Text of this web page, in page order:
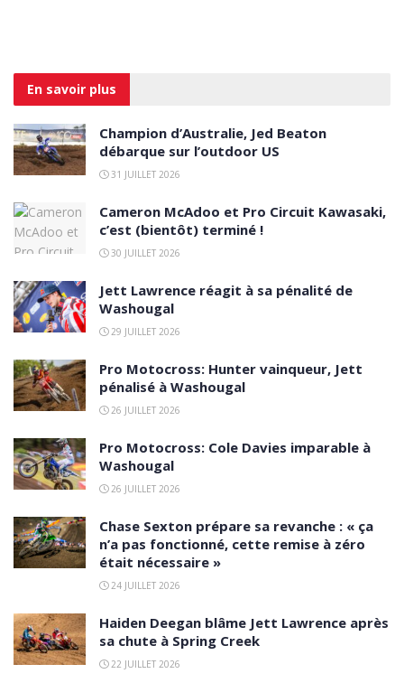
En savoir plus
Champion d’Australie, Jed Beaton
débarque sur l’outdoor US
31 JUILLET 2026
Cameron McAdoo et Pro Circuit Kawasaki,
c’est (bientôt) terminé !
30 JUILLET 2026
Jett Lawrence réagit à sa pénalité de
Washougal
29 JUILLET 2026
Pro Motocross: Hunter vainqueur, Jett
pénalisé à Washougal
26 JUILLET 2026
Pro Motocross: Cole Davies imparable à
Washougal
26 JUILLET 2026
Chase Sexton prépare sa revanche : « ça
n’a pas fonctionné, cette remise à zéro
était nécessaire »
24 JUILLET 2026
Haiden Deegan blâme Jett Lawrence après
sa chute à Spring Creek
22 JUILLET 2026